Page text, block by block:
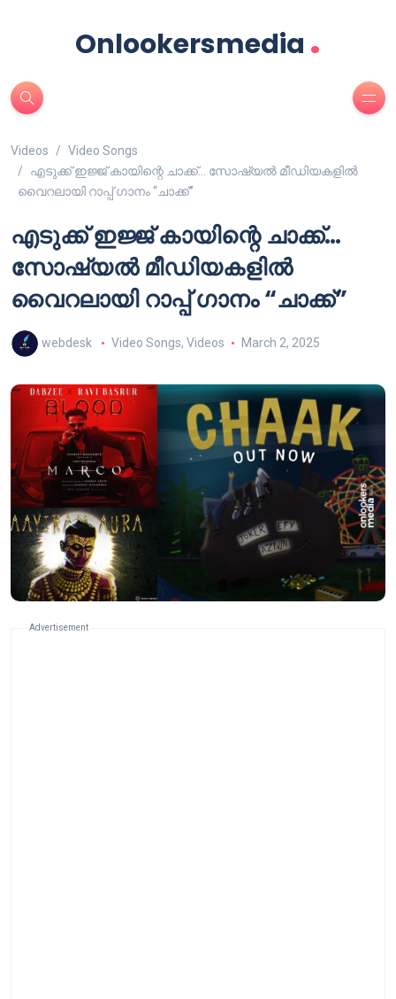
Onlookersmedia .
Videos
Video Songs
എടുക്ക് ഇജ്ജ് കായിന്റെ ചാക്ക്… സോഷ്യൽ മീഡിയകളിൽ
വൈറലായി റാപ്പ് ഗാനം “ചാക്ക്”
എടുക്ക് ഇജ്ജ് കായിന്റെ ചാക്ക്…
സോഷ്യൽ മീഡിയകളിൽ
വൈറലായി റാപ്പ് ഗാനം “ചാക്ക്”
webdesk Video Songs, Videos March 2, 2025
Advertisement